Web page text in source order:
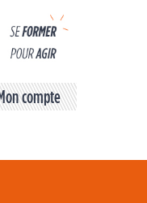
compte